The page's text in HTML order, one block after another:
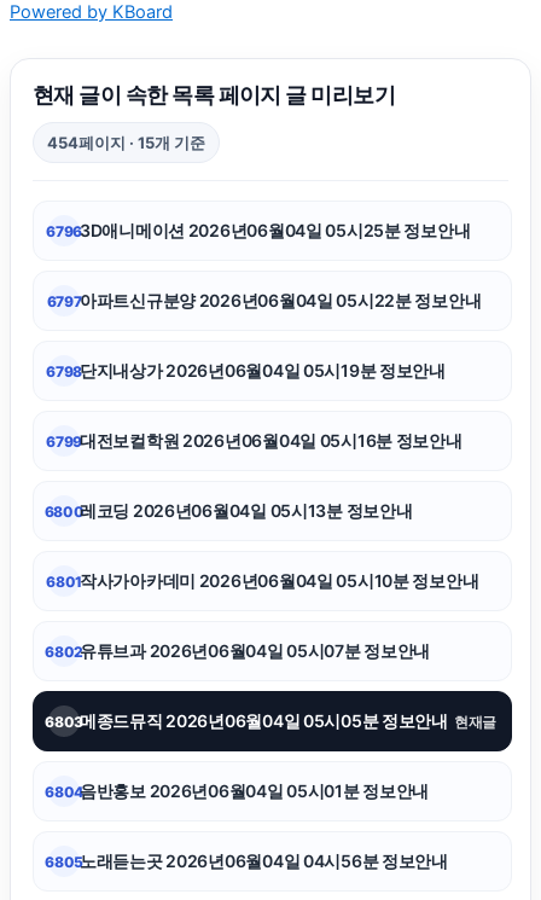
동작구하수구막힘
하수구막힘
이혼변호사
휴대폰성지
Powered by KBoard
현재 글이 속한 목록 페이지 글 미리보기
454페이지 · 15개 기준
67963D애니메이션 2026년06월04일 05시25분 정보안내
6797아파트신규분양 2026년06월04일 05시22분 정보안내
6798단지내상가 2026년06월04일 05시19분 정보안내
6799대전보컬학원 2026년06월04일 05시16분 정보안내
6800레코딩 2026년06월04일 05시13분 정보안내
6801작사가아카데미 2026년06월04일 05시10분 정보안내
6802유튜브과 2026년06월04일 05시07분 정보안내
6803메종드뮤직 2026년06월04일 05시05분 정보안내 현재글
6804음반홍보 2026년06월04일 05시01분 정보안내
6805노래듣는곳 2026년06월04일 04시56분 정보안내